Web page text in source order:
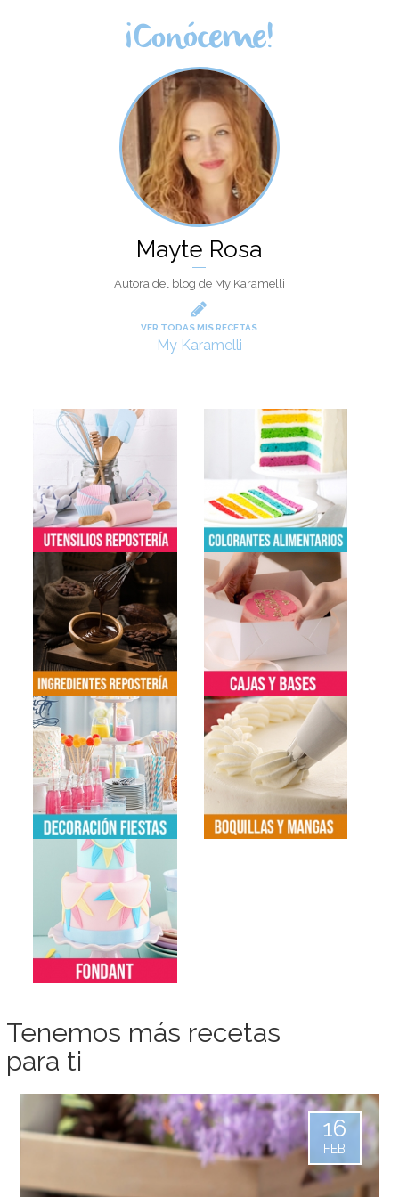
¡Conóceme!
Mayte Rosa
Autora del blog de My Karamelli
VER TODAS MIS RECETAS
My Karamelli
Tenemos más recetas
para ti
16
FEB